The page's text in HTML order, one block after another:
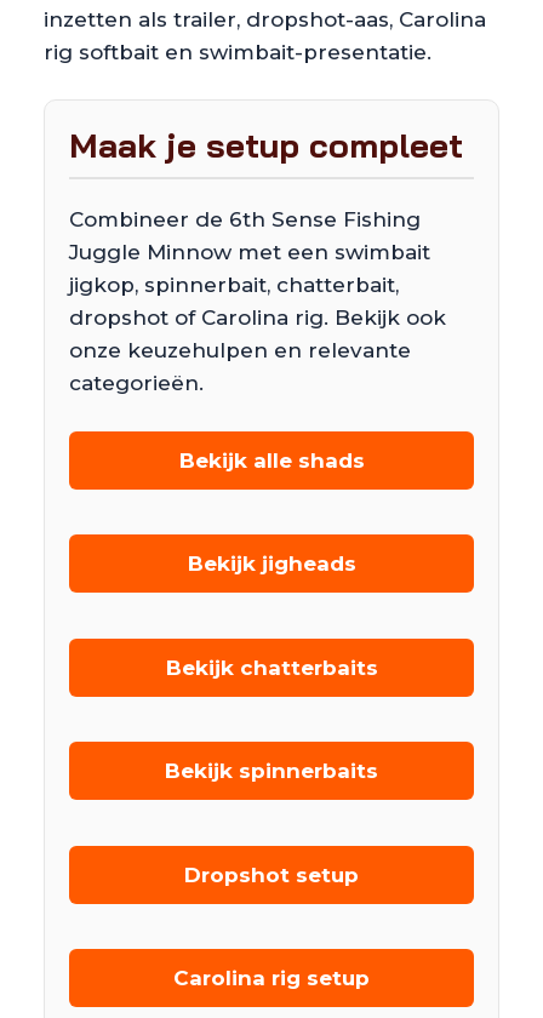
inzetten als trailer, dropshot-aas, Carolina
rig softbait en swimbait-presentatie.
Maak je setup compleet
Combineer de 6th Sense Fishing
Juggle Minnow met een swimbait
jigkop, spinnerbait, chatterbait,
dropshot of Carolina rig. Bekijk ook
onze keuzehulpen en relevante
categorieën.
Bekijk alle shads
Bekijk jigheads
Bekijk chatterbaits
Bekijk spinnerbaits
Dropshot setup
Carolina rig setup